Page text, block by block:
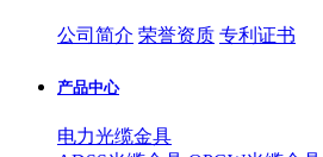
公司简介 荣誉资质 专利证书
产品中心
电力光缆金具